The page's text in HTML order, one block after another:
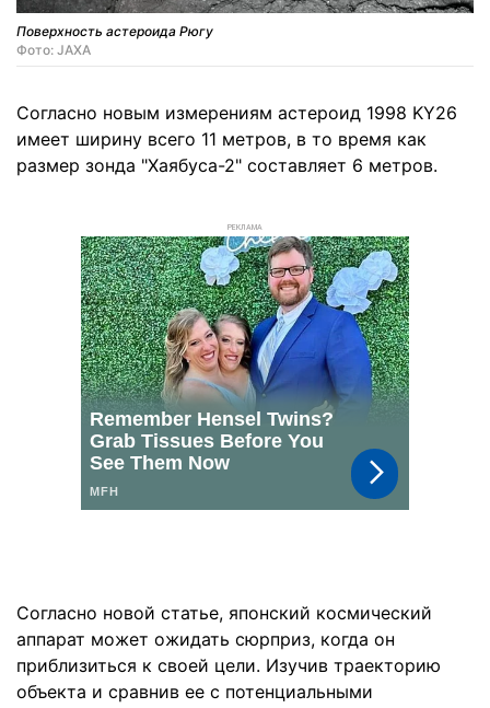
Поверхность астероида Рюгу
Фото: JAXA
Согласно новым измерениям астероид 1998 KY26
имеет ширину всего 11 метров, в то время как
размер зонда "Хаябуса-2" составляет 6 метров.
РЕКЛАМА
Согласно новой статье, японский космический
аппарат может ожидать сюрприз, когда он
приблизиться к своей цели. Изучив траекторию
объекта и сравнив ее с потенциальными